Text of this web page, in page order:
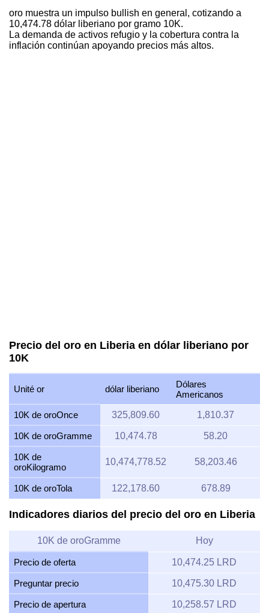
oro muestra un impulso bullish en general, cotizando a
10,474.78 dólar liberiano por gramo 10K.
La demanda de activos refugio y la cobertura contra la
inflación continúan apoyando precios más altos.
Precio del oro en Liberia en dólar liberiano por
10K
Unité or dólar liberiano
Dólares
Americanos
10K de oroOnce
325,809.60 1,810.37
10K de oroGramme 10,474.78 58.20
10K de
oroKilogramo
10,474,778.52 58,203.46
10K de oroTola 122,178.60 678.89
Indicadores diarios del precio del oro en Liberia
10K de oroGramme Hoy
Precio de oferta 10,474.25 LRD
Preguntar precio 10,475.30 LRD
Precio de apertura 10,258.57 LRD